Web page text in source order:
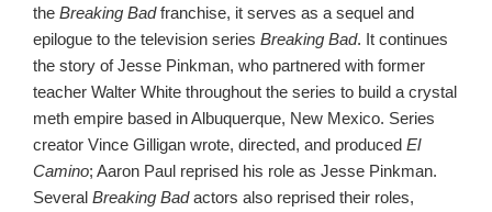
the Breaking Badfranchise, it serves as a sequel and
epilogue to the television series Breaking Bad. It continues
the story of Jesse Pinkman, who partnered with former
teacher Walter White throughout the series to build a crystal
meth empire based in Albuquerque, New Mexico. Series
creator Vince Gilligan wrote, directed, and produced El
Camino; Aaron Paul reprised his role as Jesse Pinkman.
Several Breaking Badactors also reprised their roles,